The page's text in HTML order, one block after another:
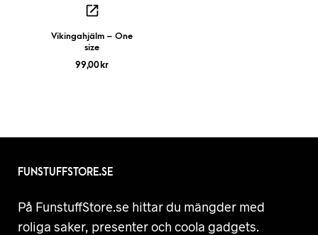
Vikingahjälm – One
size
99,00 kr
FUNSTUFFSTORE.SE
På FunstuffStore.se hittar du mängder med
roliga saker, presenter och coola gadgets.